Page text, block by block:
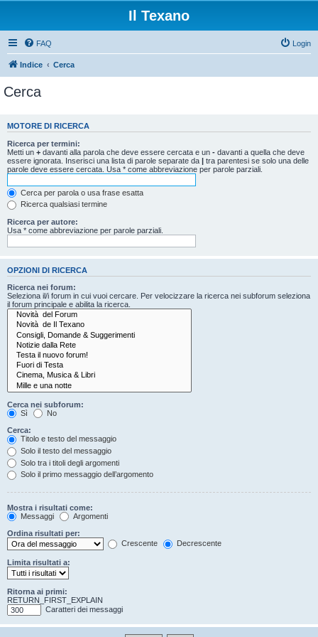
Il Texano
FAQ Login
Indice Cerca
Cerca
MOTORE DI RICERCA
Ricerca per termini:
Metti un + davanti alla parola che deve essere cercata e un - davanti a quella che deve
essere ignorata. Inserisci una lista di parole separate da | tra parentesi se solo una delle
parole deve essere cercata. Usa * come abbreviazione per parole parziali.
Cerca per parola o usa frase esatta
Ricerca qualsiasi termine
Ricerca per autore:
Usa * come abbreviazione per parole parziali.
OPZIONI DI RICERCA
Ricerca nei forum:
Seleziona il/i forum in cui vuoi cercare. Per velocizzare la ricerca nei subforum seleziona
il forum principale e abilita la ricerca.
Cerca nei subforum:
Sì
No
Cerca:
Titolo e testo del messaggio
Solo il testo del messaggio
Solo tra i titoli degli argomenti
Solo il primo messaggio dell’argomento
Mostra i risultati come:
Messaggi
Argomenti
Ordina risultati per:
Crescente
Decrescente
Limita risultati a:
Ritorna ai primi:
RETURN_FIRST_EXPLAIN
Caratteri dei messaggi